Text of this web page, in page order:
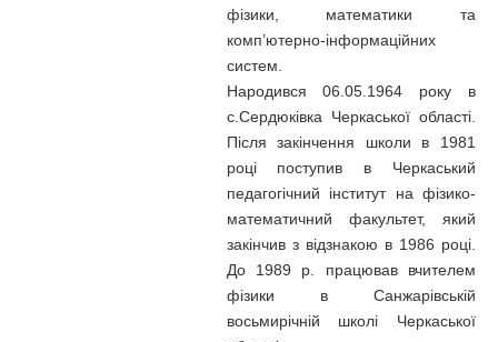
фізики, математики та
комп’ютерно-інформаційних
систем.
Народився 06.05.1964 року в
с.Сердюківка Черкаської області.
Після закінчення школи в 1981
році поступив в Черкаський
педагогічний інститут на фізико-
математичний факультет, який
закінчив з відзнакою в 1986 році.
До 1989 р. працював вчителем
фізики в Санжарівській
восьмирічній школі Черкаської